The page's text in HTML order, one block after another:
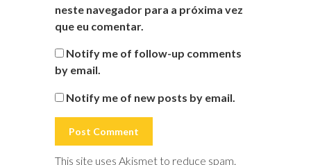
neste navegador para a próxima vez
que eu comentar.
Notify me of follow-up comments
by email.
Notify me of new posts by email.
This site uses Akismet to reduce spam.